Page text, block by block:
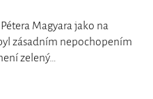
Magyara jako na
zásadním nepochopením
zelený…